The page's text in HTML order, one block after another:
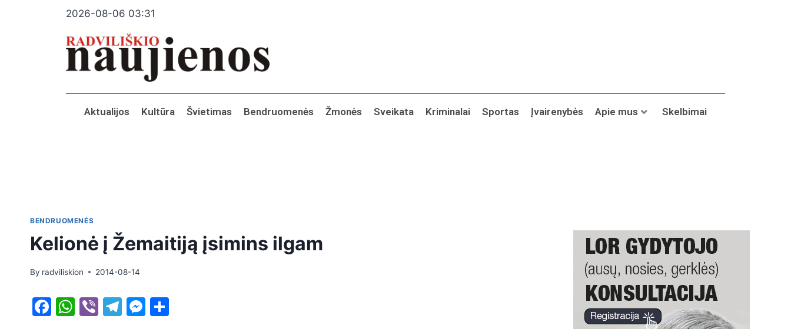
2026-08-06 03:31
Aktualijos Kultūra Švietimas Bendruomenės Žmonės Sveikata Kriminalai Sportas Įvairenybės Apie mus Skelbimai
BENDRUOMENĖS
Kelionė į Žemaitiją įsimins ilgam
By radviliskion 2014-08-14
F
W Vi T
M